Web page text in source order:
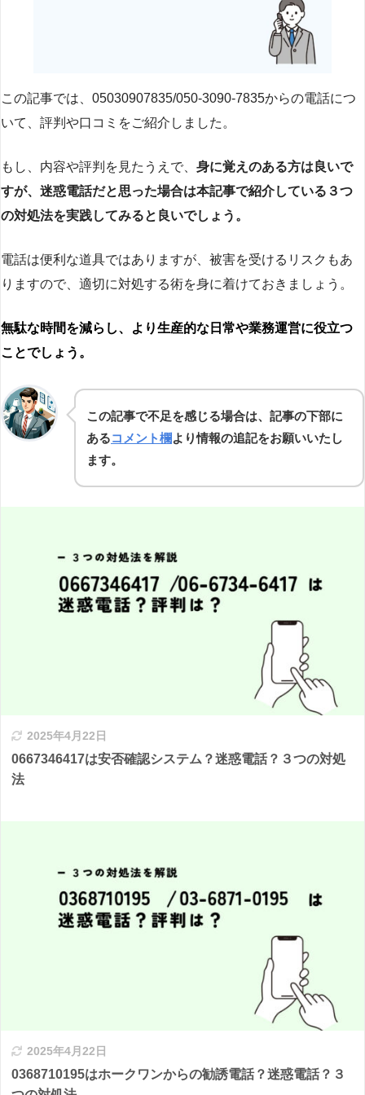
この記事では、05030907835/050-3090-7835からの電話につ
いて、評判や口コミをご紹介しました。
もし、内容や評判を見たうえで、 身に覚えのある方は良いで
すが、迷惑電話だと思った場合は本記事で紹介している３つ
の対処法を実践してみると良いでしょう。
電話は便利な道具ではありますが、被害を受けるリスクもあ
りますので、適切に対処する術を身に着けておきましょう。
無駄な時間を減らし、より生産的な日常や業務運営に役立つ
ことでしょう。
この記事で不足を感じる場合は、記事の下部に
あるコメント欄より情報の追記をお願いいたし
ます。
2025年4月22日
0667346417は安否確認システム？迷惑電話？３つの対処
法
2025年4月22日
0368710195はホークワンからの勧誘電話？迷惑電話？３